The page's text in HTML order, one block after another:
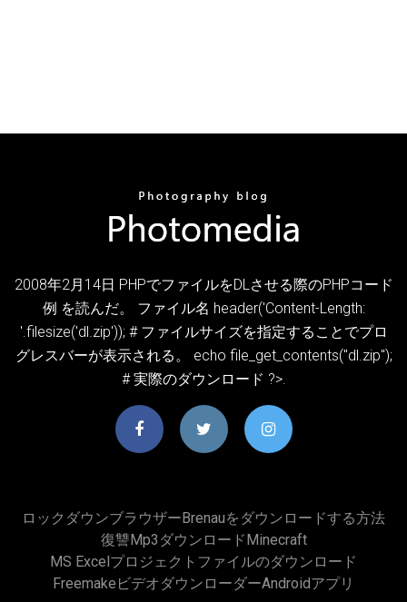
2008年2月14日 PHPでファイルをDLさせる際のPHPコード
例 を読んだ。 ファイル名 header('Content-Length:
'.filesize('dl.zip')); # ファイルサイズを指定することでプロ
グレスバーが表示される。 echo file_get_contents("dl.zip");
# 実際のダウンロード ?>.
ロックダウンブラウザーbrenauをダウンロードする方法
復讐mp3ダウンロードminecraft
MS Excelプロジェクトファイルのダウンロード
FreemakeビデオダウンローダーAndroidアプリ